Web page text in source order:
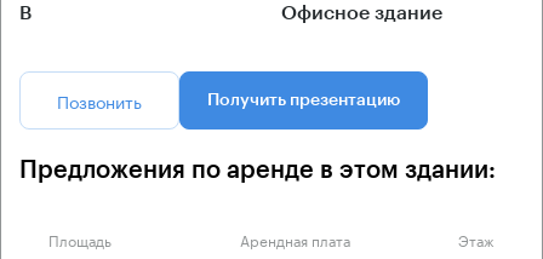
B Офисное здание
Позвонить Получить презентацию
Предложения по аренде в этом здании:
Площадь Арендная плата Этаж